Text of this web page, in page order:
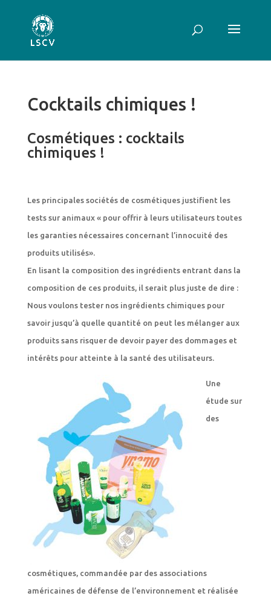
Cocktails chimiques !
Cosmétiques : cocktails
chimiques !
Les principales sociétés de cosmétiques justifient les
tests sur animaux « pour offrir à leurs utilisateurs toutes
les garanties nécessaires concernant l’innocuité des
produits utilisés».
En lisant la composition des ingrédients entrant dans la
composition de ces produits, il serait plus juste de dire :
Nous voulons tester nos ingrédients chimiques pour
savoir jusqu’à quelle quantité on peut les mélanger aux
produits sans risquer de devoir payer des dommages et
intérêts pour atteinte à la santé des utilisateurs.
Une
étude sur
des
cosmétiques, commandée par des associations
américaines de défense de l’environnement et réalisée